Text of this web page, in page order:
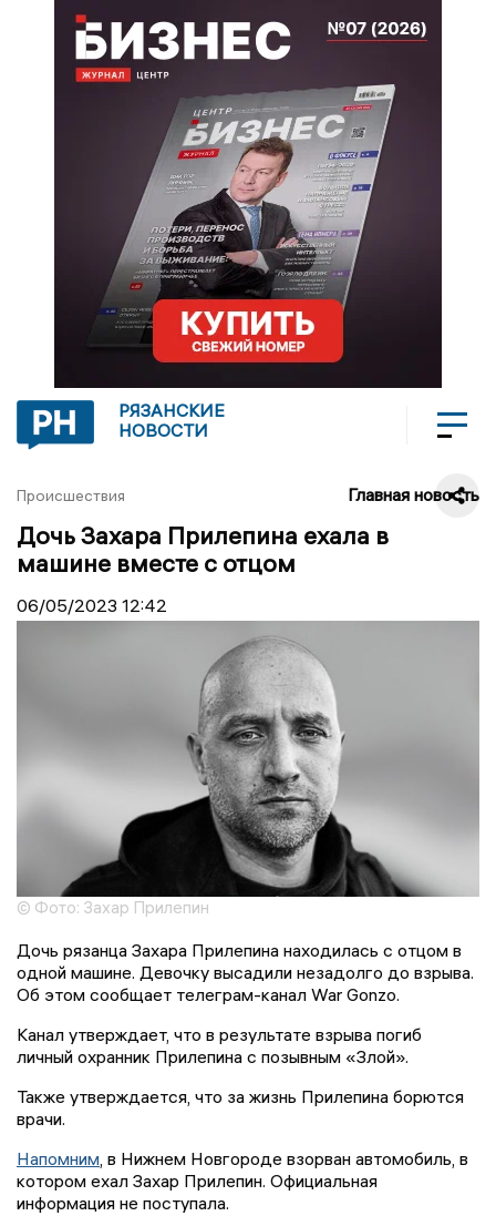
РЯЗАНСКИЕ
НОВОСТИ
Происшествия Главная новость
Дочь Захара Прилепина ехала в
машине вместе с отцом
06/05/2023 12:42
© Фото: Захар Прилепин
Дочь рязанца Захара Прилепина находилась с отцом в
одной машине. Девочку высадили незадолго до взрыва.
Об этом сообщает телеграм-канал War Gonzo.
Канал утверждает, что в результате взрыва погиб
личный охранник Прилепина с позывным «Злой».
Также утверждается, что за жизнь Прилепина борются
врачи.
Напомним, в Нижнем Новгороде взорван автомобиль, в
котором ехал Захар Прилепин. Официальная
информация не поступала.